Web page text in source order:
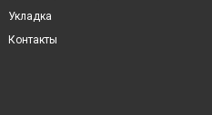
Укладка
Контакты